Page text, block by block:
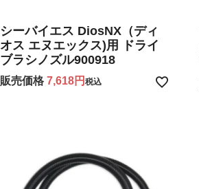
シーバイエス DiosNX（ディ
オス エヌエックス)用 ドライ
ブラシノズル900918
販売価格 7,618 税込